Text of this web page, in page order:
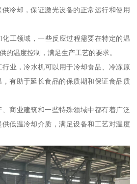
冷却，保证激光设备的正常运行和使用
工领域，一些反应过程需要在特定的温
的温度控制，满足生产工艺的要求。
业，冷水机可以用于冷却食品、冷冻原
有助于延长食品的保质期和保证食品质
商业建筑和一些特殊领域中都有着广泛
低温冷却介质，满足设备和工艺对温度